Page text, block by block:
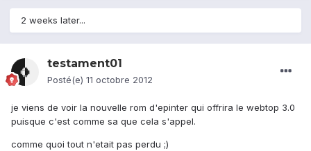
2 weeks later...
testament01
Posté(e) 11 octobre 2012
je viens de voir la nouvelle rom d'epinter qui offrira le webtop 3.0
puisque c'est comme sa que cela s'appel.
comme quoi tout n'etait pas perdu ;)